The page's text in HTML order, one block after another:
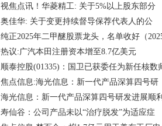
视焦点讯！华菱精工: 关于5%以上股东部分
奥佳华: 关于变更持续督导保荐代表人的公
纯正2025年二甲醚股票龙头，名单收好（
热议:广汽本田注册资本增至8.7亿美元
顺泰控股(01335)：国卫已获委任为新任核数
焦点信息:海光信息：新一代产品深算四号研
海光信息：新一代产品深算四号研发进展顺利
寿仙谷：公司产品未以“治疗脱发”为适应症